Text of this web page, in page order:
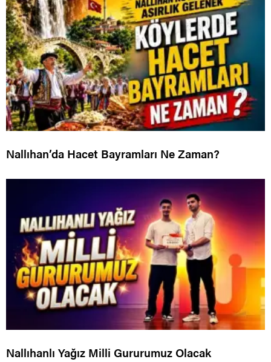
Nallıhan’da Hacet Bayramları Ne Zaman?
Nallıhanlı Yağız Milli Gururumuz Olacak